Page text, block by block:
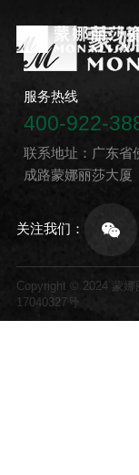
服务热线
400-922-
联系地址：广东省
成路蒙娜丽莎大厦
关注我们：
Copyright © 2024 蒙
17040327号